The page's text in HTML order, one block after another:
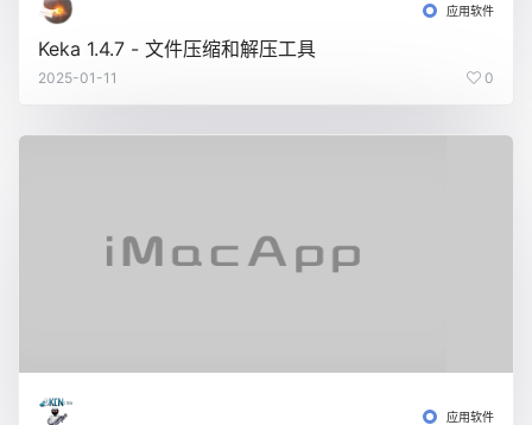
应用软件
Keka 1.4.7 - 文件压缩和解压工具
2025-01-11 0
应用软件